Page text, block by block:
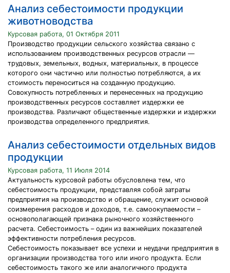
Анализ себестоимости продукции
животноводства
Курсовая работа, 01 Октября 2011
Производство продукции сельского хозяйства связано с
использованием производственных ресурсов отрасли —
трудовых, земельных, водных, материальных, в процессе
которого они частично или полностью потребляются, а их
стоимость переноситься на созданную продукцию.
Совокупность потребленных и перенесенных на продукцию
производственных ресурсов составляет издержки ее
производства. Различают общественные издержки и издержки
производства определенного предприятия.
Анализ себестоимости отдельных видов
продукции
Курсовая работа, 11 Июля 2014
Актуальность курсовой работы обусловлена тем, что
себестоимость продукции, представляя собой затраты
предприятия на производство и обращение, служит основой
соизмерения расходов и доходов, т.е. самоокупаемости –
основополагающей признака рыночного хозяйственного
расчета. Себестоимость – один из важнейших показателей
эффективности потребления ресурсов.
Себестоимость показывает все успехи и неудачи предприятия в
организации производства того или иного продукта. Если
себестоимость такого же или аналогичного продукта